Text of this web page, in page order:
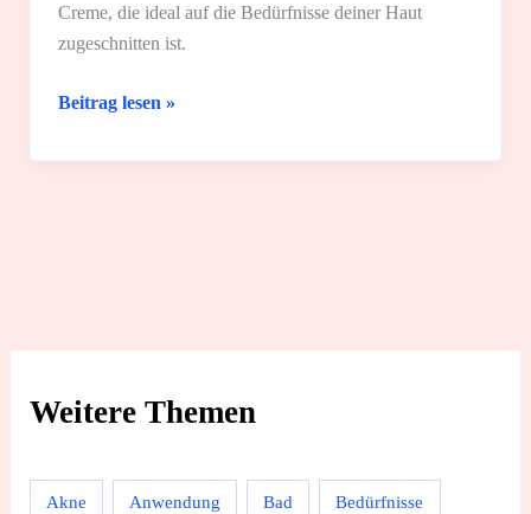
Weitere Themen
Akne Anwendung Bad Bedürfnisse
Creme, die ideal auf die Bedürfnisse deiner Haut
zugeschnitten ist.
Gesichtscreme:
Rezepte
Beitrag lesen »